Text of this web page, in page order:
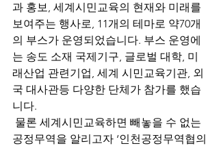
과 홍보, 세계시민교육의 현재와 미래를
보여주는 행사로, 11개의 테마로 약70개
의 부스가 운영되었습니다. 부스 운영에
는 송도 소재 국제기구, 글로벌 대학, 미
래산업 관련기업, 세계 시민교육기관, 외
국 대사관등 다양한 단체가 참가를 했습
니다.
공정무역을 알리고자 ‘인천공정무역협의